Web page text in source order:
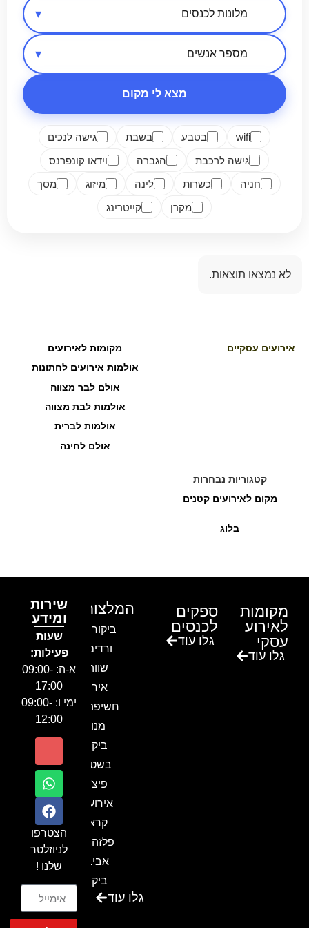
אזור בארץ
סיווג מקום
מספר אנשים
מצא לי מקום
wifi בטבע בשבת
גישה לנכים
גישה לרכבת
הגברה
וידאו קונפרנס
חניה
כשרות לינה מיזוג
מסך
מקרן
קייטרינג
לא נמצאו תוצאות.
אירועים עסקיים
מקומות לאירועים
אולמות אירועים לחתונות
אולם לבר מצווה
אולמות לבת מצווה
אולמות לברית
אולם לחינה
קטגוריות נבחרות
מקום לאירועים קטנים
בלוג
מקומות
לאירוע
עסקי
גלו עוד
ספקים
לכנסים
גלו עוד
המלצות
ביקור בגן
ורדים –
שווה!!
אירוע
חשיפה- זיו
מנור
ביקור
בשטח-
פיצ'ר
אירועים
קראון
פלזה תל
אביב-
ביקור
בכנסגלו עוד
שירות
ומידע
שעות
פעילות:
א-ה: 09:00-
17:00
ימי ו: 09:00-
12:00
הצטרפו
לניוזלטר
שלנו !